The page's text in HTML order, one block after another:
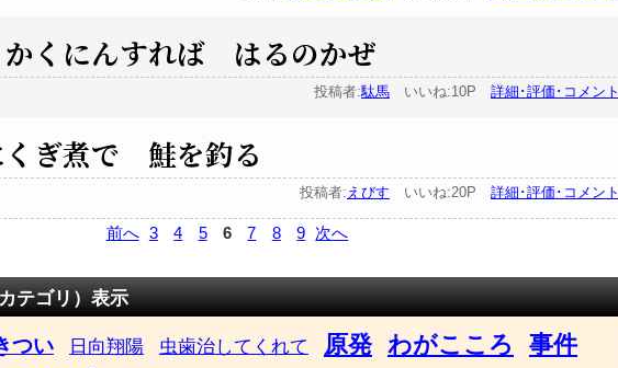
くにんすれば はるのかぜ
投稿者:駄馬 いいね:10P 詳細･評価･コメント
ぎ煮で 鮭を釣る
投稿者: えびす いいね:20P 詳細･評価･コメント
前へ 3 4 5 6 7 8 9 次へ
テゴリ）表示
つい 日向翔陽 虫歯治してくれて 原発 わがこころ
事件